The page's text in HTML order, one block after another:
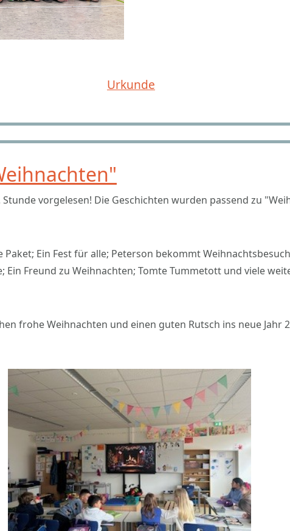
Urkunde
vorgelesen! Die Geschichten wurden passend zu
Ein Fest für alle; Peterson bekommt
Ein Freund zu Weihnachten; Tomte Tummetott und viele
frohe Weihnachten und einen guten Rutsch ins neue Jahr